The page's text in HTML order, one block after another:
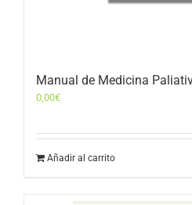
Manual de Medicina
0,00€
Añadir al carrito